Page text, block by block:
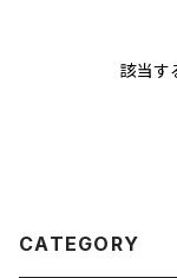
該当す
CATEGORY